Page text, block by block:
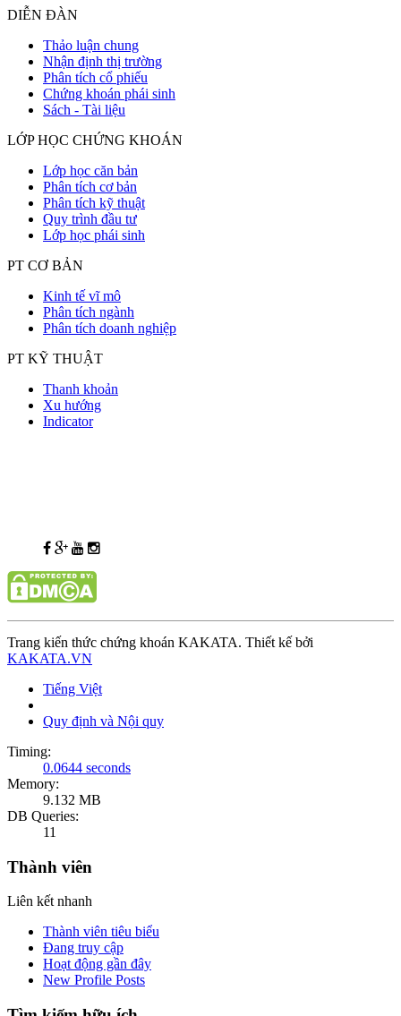
DIỄN ĐÀN
Thảo luận chung
Nhận định thị trường
Phân tích cổ phiếu
Chứng khoán phái sinh
Sách - Tài liệu
LỚP HỌC CHỨNG KHOÁN
Lớp học căn bản
Phân tích cơ bản
Phân tích kỹ thuật
Quy trình đầu tư
Lớp học phái sinh
PT CƠ BẢN
Kinh tế vĩ mô
Phân tích ngành
Phân tích doanh nghiệp
PT KỸ THUẬT
Thanh khoản
Xu hướng
Indicator
Trang kiến thức chứng khoán KAKATA. Thiết kế bởi
KAKATA.VN
Tiếng Việt
Quy định và Nội quy
Timing:
0.0644 seconds
Memory:
9.132 MB
DB Queries:
11
Thành viên
Liên kết nhanh
Thành viên tiêu biểu
Đang truy cập
Hoạt động gần đây
New Profile Posts